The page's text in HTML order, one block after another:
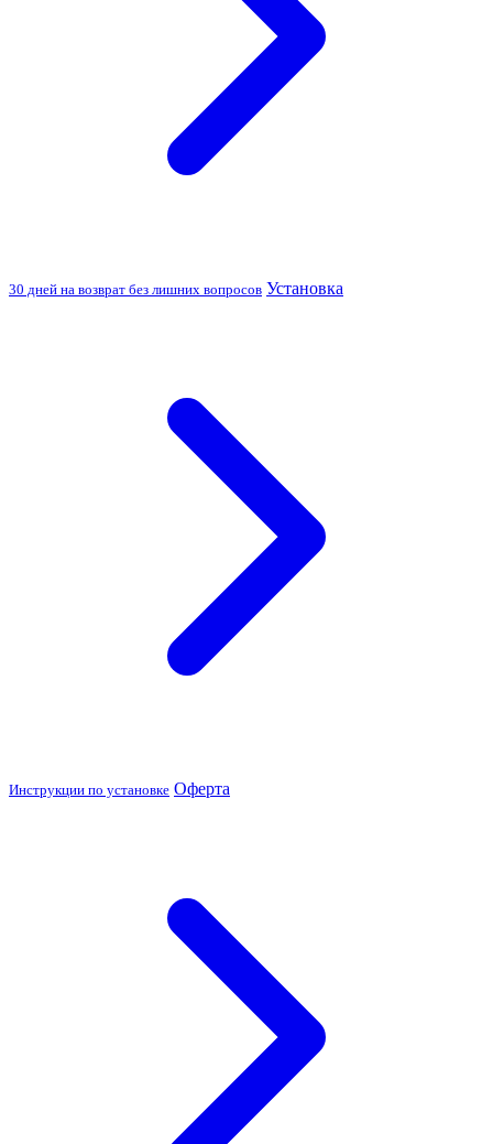
30 дней на возврат без лишних вопросов Установка
Инструкции по установке Оферта